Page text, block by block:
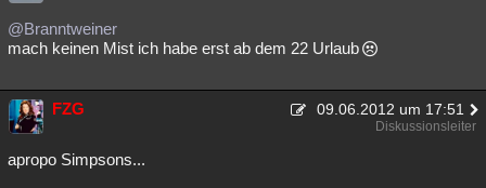
@Branntweiner
mach keinen Mist ich habe erst ab dem 22 Urlaub
FZG 09.06.2012 um 17:51
Diskussionsleiter
apropo Simpsons...